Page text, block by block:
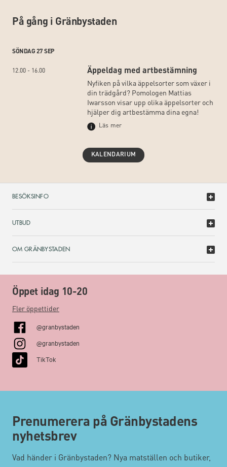
På gång i Gränbystaden
SÖNDAG 27 SEP
12.00 - 16.00 Äppeldag med artbestämning
Nyfiken på vilka äppelsorter som växer i
din trädgård? Pomologen Mattias
Iwarsson visar upp olika äppelsorter och
hjälper dig artbestämma dina egna!
Läs mer
KALENDARIUM
BESÖKSINFO
UTBUD
OM GRÄNBYSTADEN
Öppet idag 10-20
Fler öppettider
@granbystaden
@granbystaden
TikTok
Prenumerera på Gränbystadens
nyhetsbrev
Vad händer i Gränbystaden? Nya matställen och butiker,